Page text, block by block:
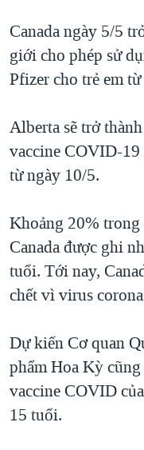
GIÁO DỤC
CÁC GIÁ TRỊ CỘNG
THƯỢNG ĐỈNH
NGƯ DÂN VIỆT VÀ
BÊN KIA QUỐC LỘ:
QUAN HỆ VIỆT MỸ
Canada ngày 5/5
giới cho phép sử
Pfizer cho trẻ em
Alberta sẽ trở
vaccine COVID-
từ ngày 10/5.
Khoảng 20%
Canada được ghi
tuổi. Tới nay,
chết vì virus
Dự kiến Cơ quan
phẩm Hoa Kỳ
vaccine COVID
15 tuổi.